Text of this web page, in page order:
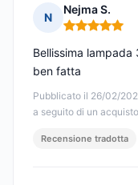
N
Nejma S.
Nota: 5 su 5
Pubblicato il 26/02/
a seguito di un
Bellissima
ben fatta
Recensione tradotta